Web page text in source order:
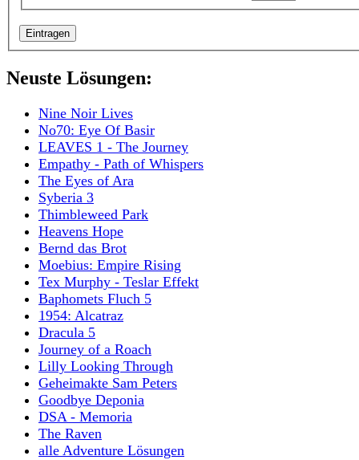
Neuste Lösungen:
Nine Noir Lives
No70: Eye Of Basir
LEAVES 1 - The Journey
Empathy - Path of Whispers
The Eyes of Ara
Syberia 3
Thimbleweed Park
Heavens Hope
Bernd das Brot
Moebius: Empire Rising
Tex Murphy - Teslar Effekt
Baphomets Fluch 5
1954: Alcatraz
Dracula 5
Journey of a Roach
Lilly Looking Through
Geheimakte Sam Peters
Goodbye Deponia
DSA - Memoria
The Raven
alle Adventure Lösungen